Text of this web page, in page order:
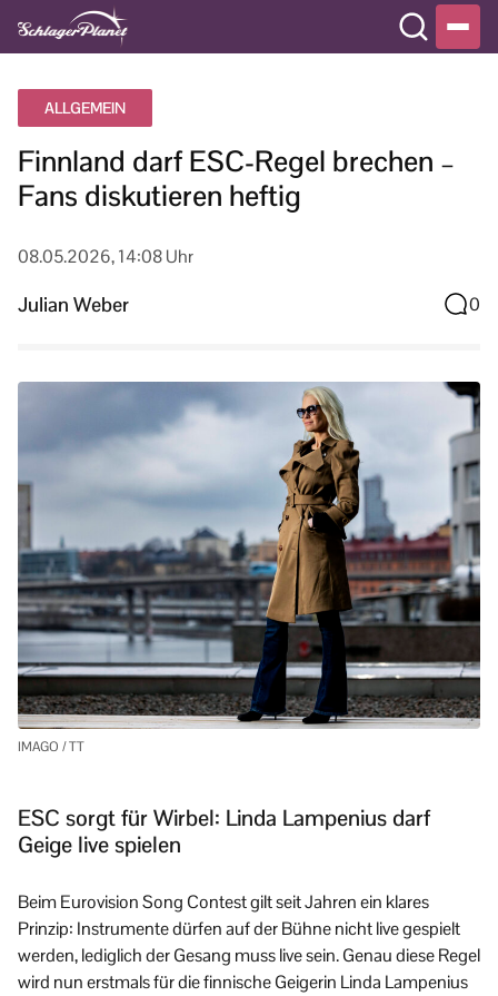
ALLGEMEIN
Finnland darf ESC-Regel brechen –
Fans diskutieren heftig
08.05.2026, 14:08 Uhr
Julian Weber 0
IMAGO / TT
ESC sorgt für Wirbel: Linda Lampenius darf
Geige live spielen
Beim Eurovision Song Contest gilt seit Jahren ein klares
Prinzip: Instrumente dürfen auf der Bühne nicht live gespielt
werden, lediglich der Gesang muss live sein. Genau diese Regel
wird nun erstmals für die finnische Geigerin Linda Lampenius